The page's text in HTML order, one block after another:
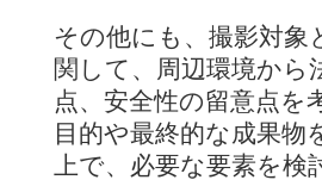
その他にも、撮影対象
関して、周辺環境から
点、安全性の留意点を
目的や最終的な成果物
上で、必要な要素を検